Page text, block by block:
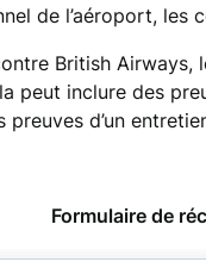
de l’aéroport, les
British
peut inclure des
d’un
Formulaire de